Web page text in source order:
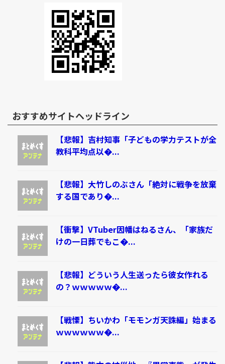
おすすめサイトヘッドライン
【悲報】吉村知事「子どもの学力テストが全
教科平均点以�...
【悲報】大竹しのぶさん「絶対に戦争を放棄
する国であり�...
【衝撃】VTuber因幡はねるさん、「家族だ
けの一日葬でもこ�...
【悲報】どういう人生送ったら彼女作れる
の？ｗｗｗｗｗ�...
【戦慄】ちいかわ「モモンガ天誅編」始まる
ｗｗｗｗｗｗ�...